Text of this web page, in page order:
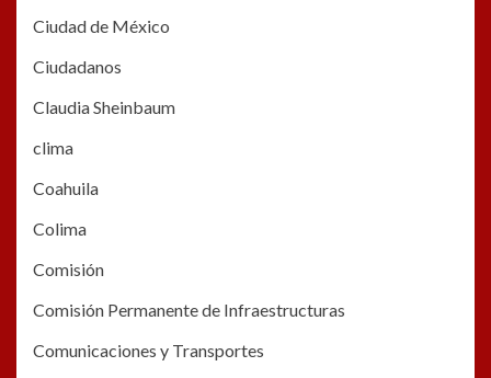
Ciudad de México
Ciudadanos
Claudia Sheinbaum
clima
Coahuila
Colima
Comisión
Comisión Permanente de Infraestructuras
Comunicaciones y Transportes